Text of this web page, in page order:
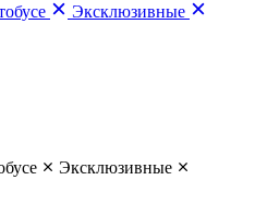
Эксклюзивные
Эксклюзивные